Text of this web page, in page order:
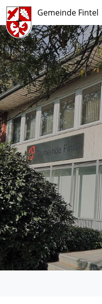
Gemeinde Fintel